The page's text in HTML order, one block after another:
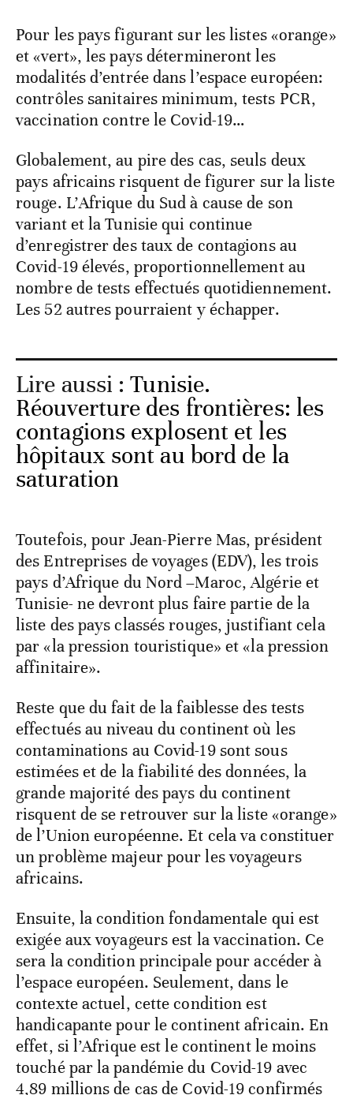
Pour les pays figurant sur les listes «orange»
et «vert», les pays détermineront les
modalités d’entrée dans l’espace européen:
contrôles sanitaires minimum, tests PCR,
vaccination contre le Covid-19…
Globalement, au pire des cas, seuls deux
pays africains risquent de figurer sur la liste
rouge. L’Afrique du Sud à cause de son
variant et la Tunisie qui continue
d’enregistrer des taux de contagions au
Covid-19 élevés, proportionnellement au
nombre de tests effectués quotidiennement.
Les 52 autres pourraient y échapper.
Lire aussi :Tunisie.
Réouverture des frontières: les
contagions explosent et les
hôpitaux sont au bord de la
saturation
Toutefois, pour Jean-Pierre Mas, président
des Entreprises de voyages (EDV), les trois
pays d’Afrique du Nord –Maroc, Algérie et
Tunisie- ne devront plus faire partie de la
liste des pays classés rouges, justifiant cela
par «la pression touristique» et «la pression
affinitaire».
Reste que du fait de la faiblesse des tests
effectués au niveau du continent où les
contaminations au Covid-19 sont sous
estimées et de la fiabilité des données, la
grande majorité des pays du continent
risquent de se retrouver sur la liste «orange»
de l’Union européenne. Et cela va constituer
un problème majeur pour les voyageurs
africains.
Ensuite, la condition fondamentale qui est
exigée aux voyageurs est la vaccination. Ce
sera la condition principale pour accéder à
l’espace européen. Seulement, dans le
contexte actuel, cette condition est
handicapante pour le continent africain. En
effet, si l’Afrique est le continent le moins
touché par la pandémie du Covid-19 avec
4,89 millions de cas de Covid-19 confirmés